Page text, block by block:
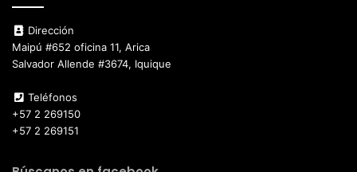
Dirección
Maipú #652 oficina 11, Arica
Salvador Allende #3674, Iquique
Teléfonos
+57 2 269150
+57 2 269151